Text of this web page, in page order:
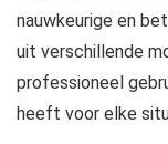
nauwkeurige en
uit verschillende
professioneel
heeft voor elke